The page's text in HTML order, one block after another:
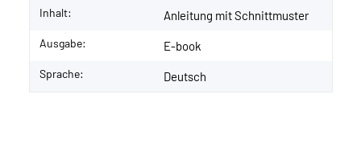
Inhalt: Anleitung mit Schnittmuster
Ausgabe: E-book
Sprache: Deutsch